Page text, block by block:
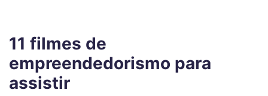
11 filmes de
empreendedorismo para
assistir